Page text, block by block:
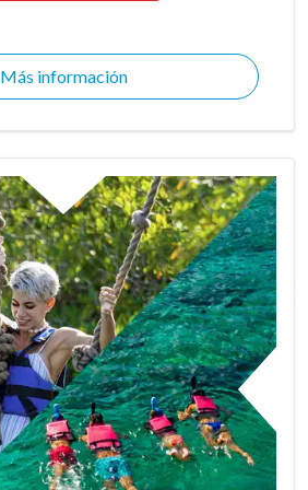
Más información